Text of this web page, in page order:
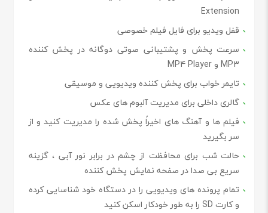
Extension
قفل ویدیو برای فایل فیلم خصوصی
سرعت پخش و پشتیبانی صوتی دوگانه در پخش کننده
MP3 و MP4 Player
تایمر خواب برای پخش کننده ویدیویی و موسیقی
گالری داخلی برای مدیریت آلبوم های عکس
فیلم ها و آهنگ های اخیراً پخش شده را مدیریت کنید و از
سر بگیرید
حالت شب برای محافظت از چشم در برابر نور آبی ، گزینه
سریع بی صدا در صفحه نمایش پخش کننده
تمام پرونده های ویدیویی را در دستگاه خود شناسایی کرده
و کارت SD را به طور خودکار اسکن کنید